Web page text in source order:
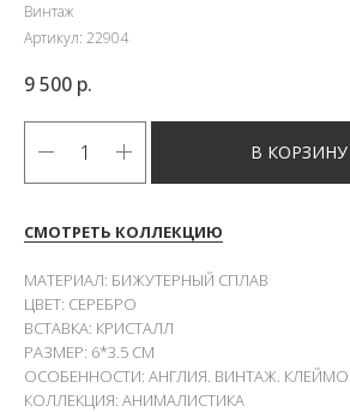
Винтаж
Артикул: 22904
9 500 р.
В КОРЗИНУ
СМОТРЕТЬ КОЛЛЕКЦИЮ
МАТЕРИАЛ: БИЖУТЕРНЫЙ СПЛАВ
ЦВЕТ: СЕРЕБРО
ВСТАВКА: КРИСТАЛЛ
РАЗМЕР: 6*3.5 СМ
ОСОБЕННОСТИ: АНГЛИЯ. ВИНТАЖ. КЛЕЙМО
КОЛЛЕКЦИЯ: АНИМАЛИСТИКА